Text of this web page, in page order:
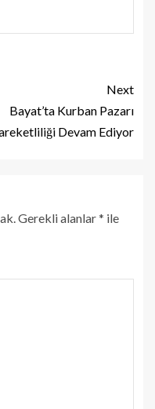
Next
Bayat’ta Kurban Pazarı
Devam Ediyor
Gerekli alanlar* ile